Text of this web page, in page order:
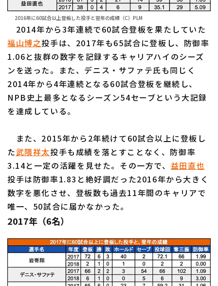
2016年に60試合以上登板した投手と翌年の成績（C）PLM
2014年から3年連続で60試合登板を果たしていた
福山博之投手は、2017年も65試合に登板し、防御率
1.06と抜群の数字を記録するキャリアハイのシーズ
ンを送った。また、デニス・サファテ氏も同じく
2014年から4年連続となる60試合登板を継続し、
NPB史上最多となるシーズン54セーブという大記録
を達成している。
また、2015年から2年続けて60試合以上に登板し
た武隈祥太投手も成績を落とすことなく、防御率
3.14と一定の活躍を見せた。その一方で、 益田直也
投手は防御率1.83と絶好調だった2016年から大きく
数字を悪化させ、登板数も過去11年間のキャリアで
唯一、50試合に届かなかった。
2017年（6名）